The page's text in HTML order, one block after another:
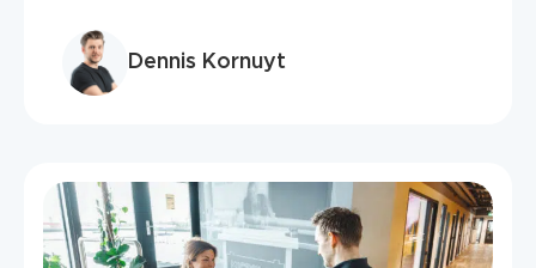
Dennis Kornuyt